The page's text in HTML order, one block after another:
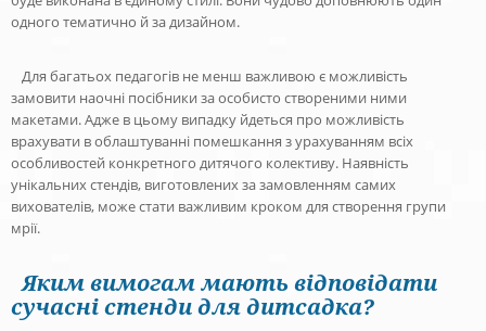
одного тематично й за дизайном.
Для багатьох педагогів не менш важливою є можливість
замовити наочні посібники за особисто створеними ними
макетами. Адже в цьому випадку йдеться про можливість
врахувати в облаштуванні помешкання з урахуванням всіх
особливостей конкретного дитячого колективу. Наявність
унікальних стендів, виготовлених за замовленням самих
вихователів, може стати важливим кроком для створення групи
мрії.
Яким вимогам мають відповідати
сучасні стенди для дитсадка?